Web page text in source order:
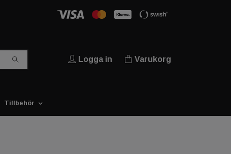
Logga in Varukorg
Tillbehör